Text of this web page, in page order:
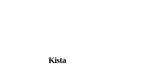
Kista